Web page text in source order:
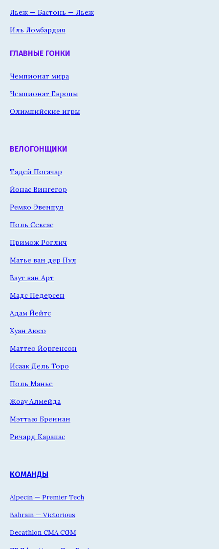
Льеж — Бастонь — Льеж
Иль Ломбардия
ГЛАВНЫЕ ГОНКИ
Чемпионат мира
Чемпионат Европы
Олимпийские игры
ВЕЛОГОНЩИКИ
Тадей Погачар
Йонас Вингегор
Ремко Эвенпул
Поль Сексас
Примож Роглич
Матье ван дер Пул
Ваут ван Арт
Мадс Педерсен
Адам Йейтс
Хуан Аюсо
Маттео Йоргенсон
Исаак Дель Торо
Поль Манье
Жоау Алмейда
Мэттью Бреннан
Ричард Карапас
КОМАНДЫ
Alpecin — Premier Tech
Bahrain — Victorious
Decathlon CMA CGM